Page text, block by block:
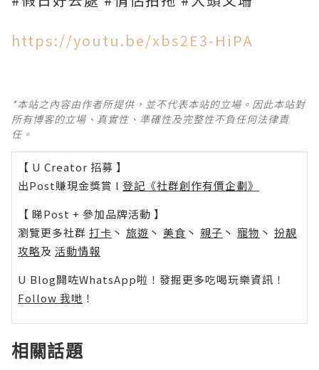
https://youtu.be/xbs2E3-HiPA
*本站之內容由作者所提供，並不代表本站的立場。因此本站對
所有博客的立場、真實性、準確性及完整性不負任何法律責
任。
【 U Creator 招募 】
出Post賺現金獎賞 l 登記《社群創作有價企劃》
【 睇Post + 參加品牌活動 】
瀏覽更多社群 打卡 丶 旅遊 丶 美食 丶 親子 丶 寵物 丶 扮靚
攻略及 活動情報
U Blog開咗WhatsApp啦！發掘更多吃喝玩樂資訊！
Follow 我哋 ！
相關話題